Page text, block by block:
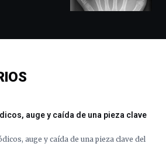
auge y caída de una pieza clave
auge y caída de una pieza clave del